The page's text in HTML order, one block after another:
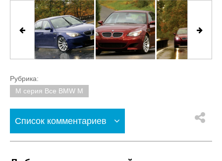
Рубрика:
M серия Все BMW M
Список комментариев